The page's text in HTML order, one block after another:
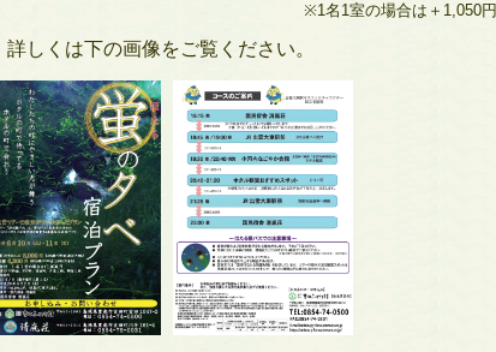
※1名 1室の場合は＋ 1,050円
詳しくは下の画像をご覧ください。